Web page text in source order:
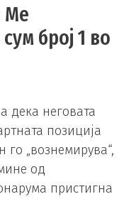
Ме
број 1 во
дека неговата
позиција
„вознемирува“,
од
пристигна